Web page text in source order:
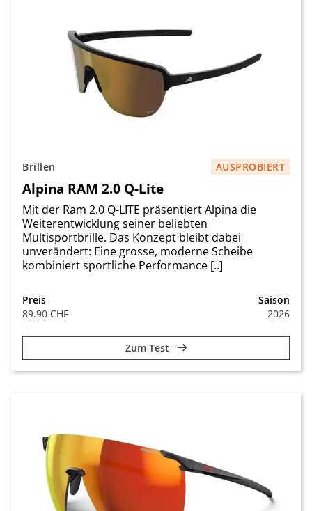
Brillen AUSPROBIERT
Alpina RAM 2.0 Q-Lite
Mit der Ram 2.0 Q-LITE präsentiert Alpina die
Weiterentwicklung seiner beliebten
Multisportbrille. Das Konzept bleibt dabei
unverändert: Eine grosse, moderne Scheibe
kombiniert sportliche Performance [..]
Preis
89.90 CHF
Saison
2026
Zum Test